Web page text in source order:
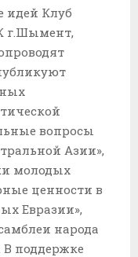
идей Клуб
г.Шымент,
вопросы
Азии»,
молодых
ценности в
Евразии»,
народа
В поддержке